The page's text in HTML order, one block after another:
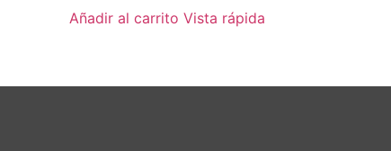
Añadir al carrito Vista rápida